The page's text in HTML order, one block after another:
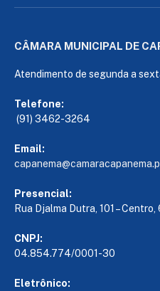
CÂMARA MUNICIPAL DE
Atendimento de segunda a
Telefone:
(91) 3462-3264
Email:
Presencial:
Rua Djalma Dutra, 101 –
CNPJ:
04.854.774/0001-30
Eletrônico: